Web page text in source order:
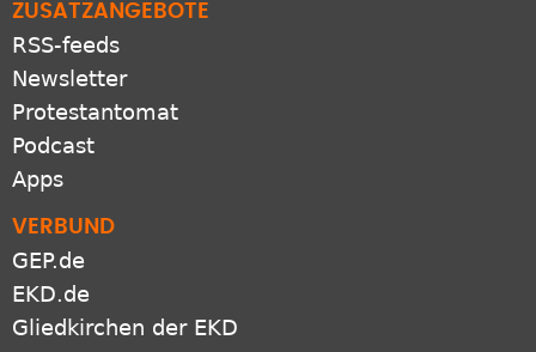
ZUSATZANGEBOTE
RSS-feeds
Newsletter
Protestantomat
Podcast
Apps
VERBUND
GEP.de
EKD.de
Gliedkirchen der EKD